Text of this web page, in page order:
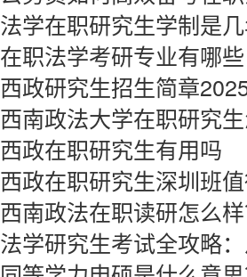
法学在职研究生学制是
在职法学考研专业有哪些
西政研究生招生简章
西南政法大学在职研究
西政在职研究生有用吗
西政在职研究生深圳班值
西南政法在职读研怎么
法学研究生考试全攻略